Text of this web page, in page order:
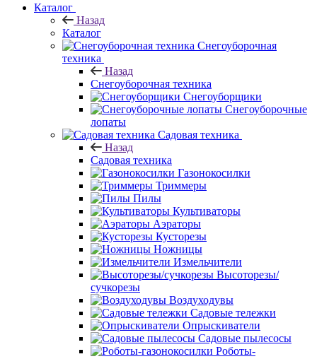
Каталог
Назад
Каталог
Снегоуборочная
техника
Назад
Снегоуборочная техника
Снегоуборщики
Снегоуборочные
лопаты
Садовая техника
Назад
Садовая техника
Газонокосилки
Триммеры
Пилы
Культиваторы
Аэраторы
Кусторезы
Ножницы
Измельчители
Высоторезы/
сучкорезы
Воздуходувы
Садовые тележки
Опрыскиватели
Садовые пылесосы
Роботы-